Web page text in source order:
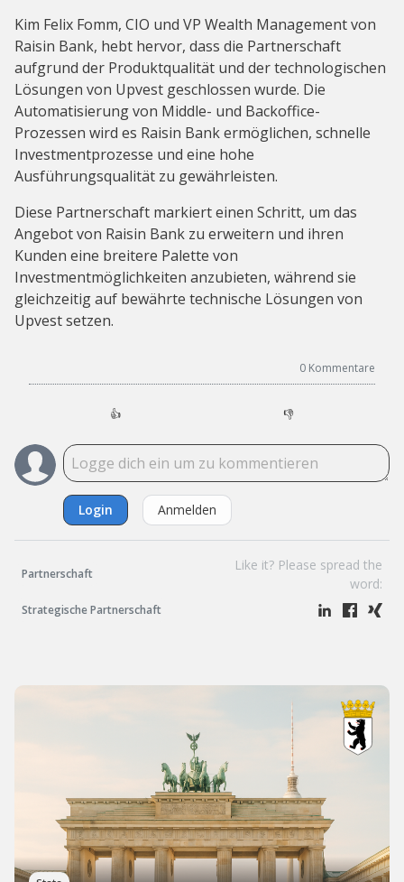
Kim Felix Fomm, CIO und VP Wealth Management von
Raisin Bank, hebt hervor, dass die Partnerschaft
aufgrund der Produktqualität und der technologischen
Lösungen von Upvest geschlossen wurde. Die
Automatisierung von Middle- und Backoffice-
Prozessen wird es Raisin Bank ermöglichen, schnelle
Investmentprozesse und eine hohe
Ausführungsqualität zu gewährleisten.
Diese Partnerschaft markiert einen Schritt, um das
Angebot von Raisin Bank zu erweitern und ihren
Kunden eine breitere Palette von
Investmentmöglichkeiten anzubieten, während sie
gleichzeitig auf bewährte technische Lösungen von
Upvest setzen.
0 Kommentare
👍 👎
Login Anmelden
Partnerschaft
Strategische Partnerschaft
Like it? Please spread the
word: